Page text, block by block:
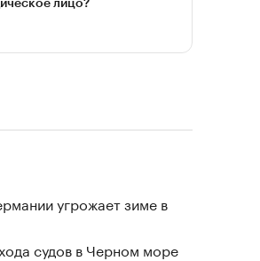
лицо?
угрожает зиме в
судов в Черном море